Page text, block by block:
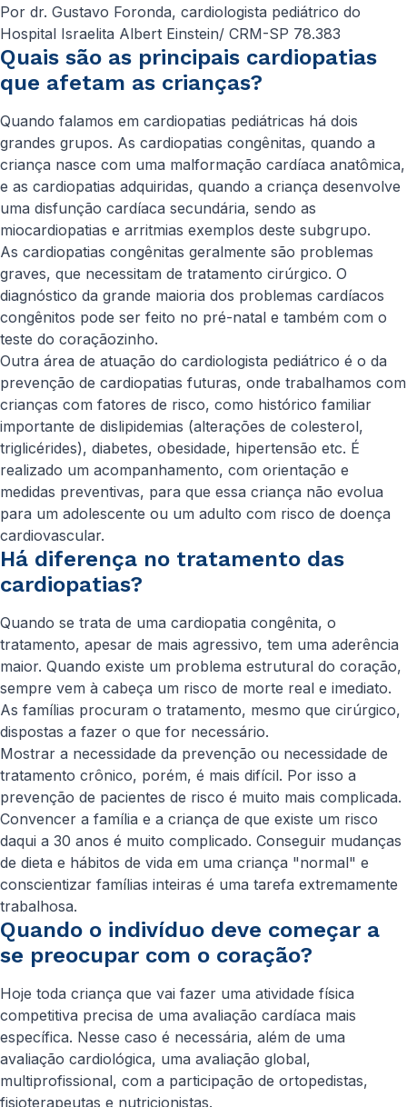
Por dr. Gustavo Foronda, cardiologista pediátrico do
Hospital Israelita Albert Einstein/ CRM-SP 78.383
Quais são as principais cardiopatias
que afetam as crianças?
Quando falamos em cardiopatias pediátricas há dois
grandes grupos. As cardiopatias congênitas, quando a
criança nasce com uma malformação cardíaca anatômica,
e as cardiopatias adquiridas, quando a criança desenvolve
uma disfunção cardíaca secundária, sendo as
miocardiopatias e arritmias exemplos deste subgrupo.
As cardiopatias congênitas geralmente são problemas
graves, que necessitam de tratamento cirúrgico. O
diagnóstico da grande maioria dos problemas cardíacos
congênitos pode ser feito no pré-natal e também com o
teste do coraçãozinho.
Outra área de atuação do cardiologista pediátrico é o da
prevenção de cardiopatias futuras, onde trabalhamos com
crianças com fatores de risco, como histórico familiar
importante de dislipidemias (alterações de colesterol,
triglicérides), diabetes, obesidade, hipertensão etc. É
realizado um acompanhamento, com orientação e
medidas preventivas, para que essa criança não evolua
para um adolescente ou um adulto com risco de doença
cardiovascular.
Há diferença no tratamento das
cardiopatias?
Quando se trata de uma cardiopatia congênita, o
tratamento, apesar de mais agressivo, tem uma aderência
maior. Quando existe um problema estrutural do coração,
sempre vem à cabeça um risco de morte real e imediato.
As famílias procuram o tratamento, mesmo que cirúrgico,
dispostas a fazer o que for necessário.
Mostrar a necessidade da prevenção ou necessidade de
tratamento crônico, porém, é mais difícil. Por isso a
prevenção de pacientes de risco é muito mais complicada.
Convencer a família e a criança de que existe um risco
daqui a 30 anos é muito complicado. Conseguir mudanças
de dieta e hábitos de vida em uma criança "normal" e
conscientizar famílias inteiras é uma tarefa extremamente
trabalhosa.
Quando o indivíduo deve começar a
se preocupar com o coração?
Hoje toda criança que vai fazer uma atividade física
competitiva precisa de uma avaliação cardíaca mais
específica. Nesse caso é necessária, além de uma
avaliação cardiológica, uma avaliação global,
multiprofissional, com a participação de ortopedistas,
fisioterapeutas e nutricionistas.